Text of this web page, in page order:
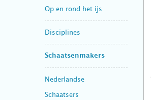
Op en rond het ijs
Disciplines
Schaatsenmakers
Nederlandse
Schaatsers